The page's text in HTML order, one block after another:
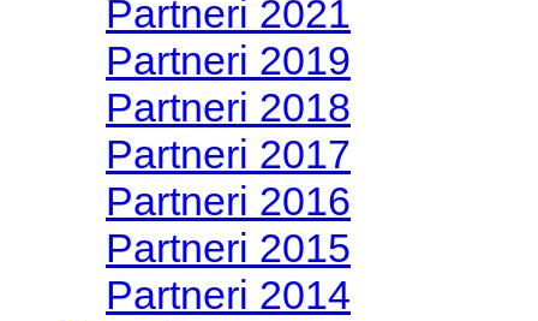
Partneri 2021
Partneri 2019
Partneri 2018
Partneri 2017
Partneri 2016
Partneri 2015
Partneri 2014